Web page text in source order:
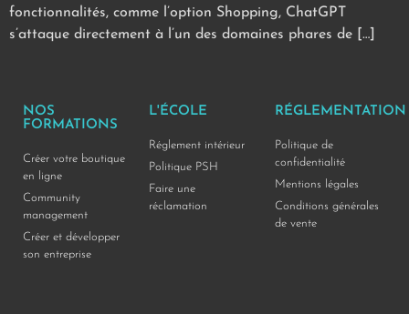
fonctionnalités, comme l’option Shopping, ChatGPT
s’attaque directement à l’un des domaines phares de […]
NOS
FORMATIONS
Créer votre boutique
en ligne
Community
management
Créer et développer
son entreprise
L'ÉCOLE
Réglement intérieur
Politique PSH
Faire une
réclamation
RÉGLEMENTATION
Politique de
confidentialité
Mentions légales
Conditions générales
de vente